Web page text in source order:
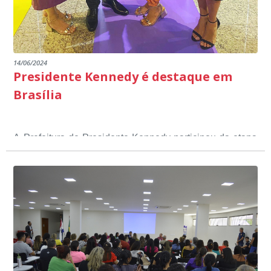
14/06/2024
Presidente Kennedy é destaque em
Brasília
A Prefeitura de Presidente Kennedy participou da etapa
nacional do 12º Prêmio Sebrae Prefeitura
Empreendedora, que visou valorizar e destacar o papel
dos gestores públicos comprometidos com o
desenvolvimento socioeconômico dos municípios, a
partir de iniciativas que estimulam o empreendedorismo,
a competitividade dos pequenos negócios e a
modernização da gestão pública local. O evento
aconteceu nesta terça-feira (11) em Brasília.